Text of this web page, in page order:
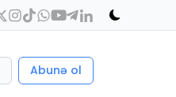
Abunə ol